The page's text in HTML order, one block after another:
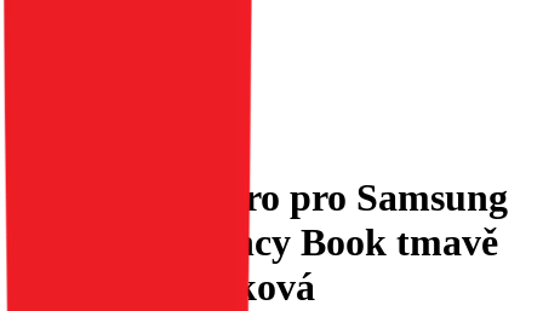
Flipové pouzdro pro Samsung
S25 PLUS Fancy Book tmavě
modrá / limetková